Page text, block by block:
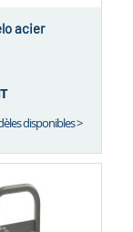
acier
disponibles >